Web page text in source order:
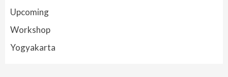
Upcoming
Workshop
Yogyakarta